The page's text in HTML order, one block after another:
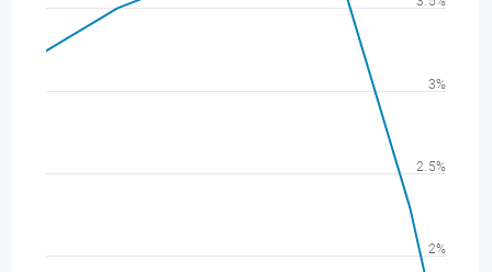
2%
2.5%
3%